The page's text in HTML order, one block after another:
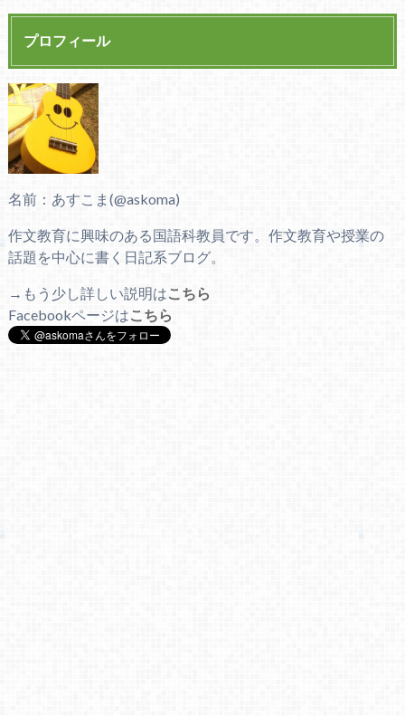
プロフィール
名前：あすこま(@askoma)
作文教育に興味のある国語科教員です。作文教育や授業の
話題を中心に書く日記系ブログ。
→もう少し詳しい説明はこちら
Facebookページはこちら